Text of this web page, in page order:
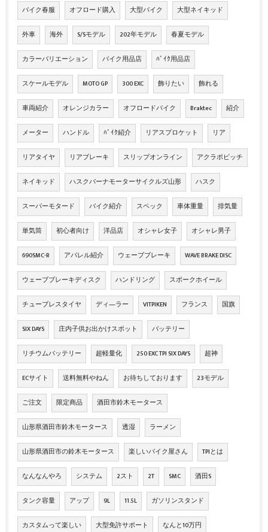
バイク春服 オフロード購入 大型バイク 大型ネイキッド
外車 海外 S/Sモデル 202年モデル 春夏モデル
カラーバリエーション バイク用品店 ﾊﾞｲｸ用品店
スケールモデル MOTO GP 300 EXC 飾りたい 飾れる
車両紹介 オレンジカラー オフロードバイク Braktec 紹介
メーター ハンドル ﾊﾞｲｸ紹介 リアスプロケット リア
リアタイヤ リアブレーキ スリップオンライン アクラポビッチ
ネイキッド ハスクバーナモーターサイクルズ山形 ハスク
スーパーモタード バイク紹介 スペック 車体重量 排気量
単気筒 初心者向け 洋品店 オシャレ女子 オシャレ男子
690SMC-R アパレル紹介 ウェーブブレーキ WAVE BRAKE DISC
ウェーブブレーキディスク ハンドリング スポークホイール
チューブレスタイヤ ディ―ラー VITPIKEN フランス 国旗
SIX DAYS 庄内子供お出かけスポット バッテリー
リチウムバッテリー 超軽量化 250 EXC TPI SIX DAYS 超神
ECサイト 送料無料やねん お待ちしております 23モデル
ご注文 限定商品 酒田市鈴木モータース
山形県酒田市鈴木モータース 透湿 ラーメン
山形県酒田市の鈴木モータース 楽しいバイク屋さん TPIとは
なんなんやろ システム 2スト 2T SMC 酒田S
タンク容量 アップ 9L 11.5L ガソリンスタンド
カスタムって楽しい 大型免許サポート なんと10万円